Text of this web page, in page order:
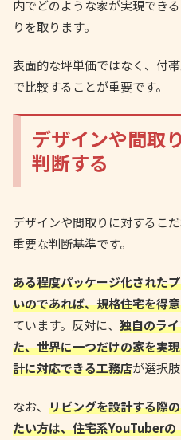
内でどのような家が実現でき
りを取ります。
表面的な坪単価ではなく、付
で比較することが重要です。
デザインや間取
判断する
デザインや間取りに対するこ
重要な判断基準です。
ある程度パッケージ化された
いのであれば、規格住宅を得
ています。反対に、 独自のラ
た、世界に一つだけの家を実
計に対応できる工務店が選択
なお、 リビングを設計する際
たい方は、住宅系YouTuber